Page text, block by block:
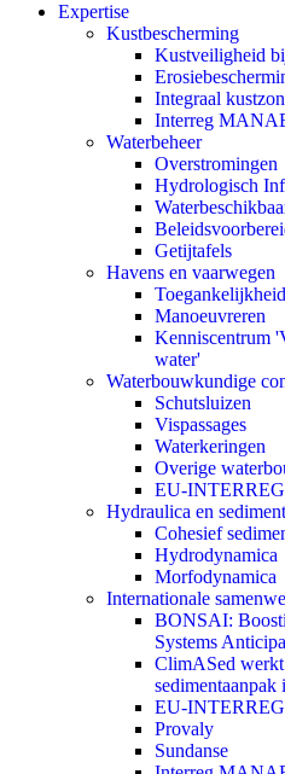
Expertise
Kustbescherming
Kustveiligheid
Integraal
Interreg
Waterbeheer
Overstromingen
Hydrologisch
Getijtafels
Havens en vaarwegen
Toegankelijkheid
Manoeuvreren
Kenniscentrum
water'
Waterbouwkundige
Schutsluizen
Vispassages
Waterkeringen
Overige
EU-INTERREG
Hydraulica en sediment
Cohesief
Hydrodynamica
Morfodynamica
Internationale
BONSAI:
Systems
ClimASed werkt
sedimentaanpak
EU-INTERREG
Provaly
Sundanse